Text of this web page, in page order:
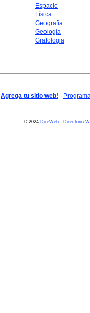
Espacio
Física
Geografía
Geología
Grafologia
Agrega tu sitio web! -
© 2024 DireWeb - Directorio